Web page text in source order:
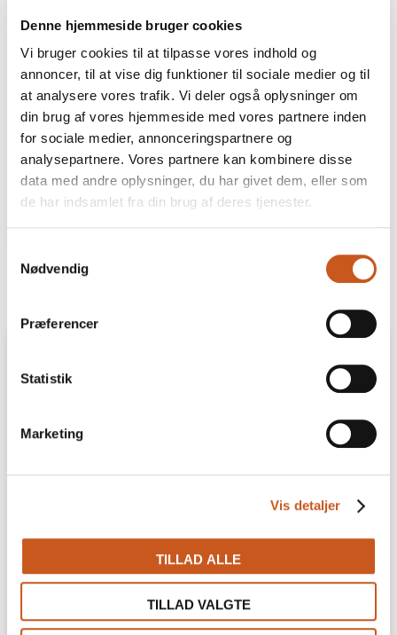
Denne hjemmeside bruger cookies
Vi bruger cookies til at tilpasse vores indhold og
annoncer, til at vise dig funktioner til sociale medier og til
at analysere vores trafik. Vi deler også oplysninger om
din brug af vores hjemmeside med vores partnere inden
for sociale medier, annonceringspartnere og
analysepartnere. Vores partnere kan kombinere disse
data med andre oplysninger, du har givet dem, eller som
de har indsamlet fra din brug af deres tjenester.
Nødvendig
Præferencer
Statistik
Marketing
Vis detaljer
TILLAD ALLE
TILLAD VALGTE
Glem alt om smalltalk: Netværk er er
strategi, og du skal turde investere
dig selv
Tid er vores største valuta, og særligt som en
lille eller mellemstor virksomhed kan det ofte
være svært at se udover driften. Værdien af
netværk er større, end du tror – hvis du tør
investere dig selv. Det fandt jeg for alvor først ud
af, da jeg forlod mit fag som journalist og
Hotel Christiansminde
Hotel Christiansminde: Tv-serie skal